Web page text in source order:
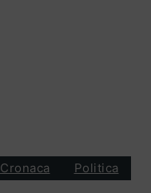
Cronaca Politica